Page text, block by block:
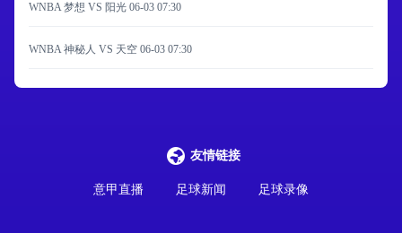
WNBA 梦想 VS 阳光 06-03 07:30
WNBA 神秘人 VS 天空 06-03 07:30
友情链接
意甲直播 足球新闻 足球录像